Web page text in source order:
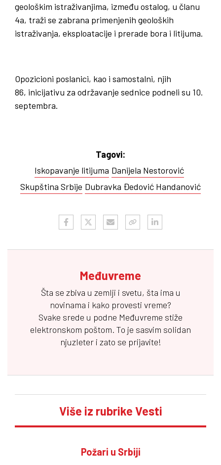
geološkim istraživanjima, između ostalog, u članu
4a, traži se zabrana primenjenih geoloških
istraživanja, eksploatacije i prerade bora i litijuma.
Opozicioni poslanici, kao i samostalni, njih
86, inicijativu za održavanje sednice podneli su 10.
septembra.
Tagovi:
Iskopavanje litijuma Danijela Nestorović
Skupština Srbije Dubravka Đedović Handanović
Međuvreme
Šta se zbiva u zemlji i svetu, šta ima u
novinama i kako provesti vreme?
Svake srede u podne Međuvreme stiže
elektronskom poštom. To je sasvim solidan
njuzleter i zato se prijavite!
Više iz rubrike Vesti
Požari u Srbiji